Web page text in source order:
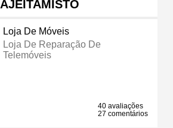
AJEITAMISTO
Loja De Móveis
Loja De Reparação De
Telemóveis
40 avaliações
27 comentários